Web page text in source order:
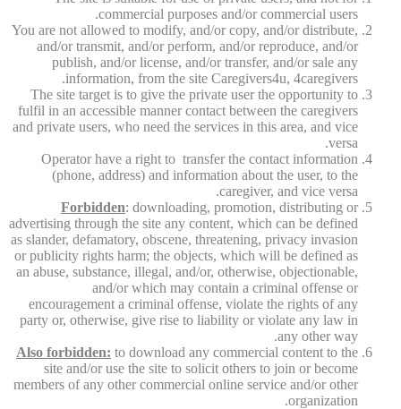
commercial purposes and/or commercial users.
You are not allowed to modify, and/or copy, and/or distribute,
and/or transmit, and/or perform, and/or reproduce, and/or
publish, and/or license, and/or transfer, and/or sale any
information, from the site Caregivers4u, 4caregivers.
The site target is to give the private user the opportunity to
fulfil in an accessible manner contact between the caregivers
and private users, who need the services in this area, and vice
versa.
Operator have a right to transfer the contact information
(phone, address) and information about the user, to the
caregiver, and vice versa.
Forbidden: downloading, promotion, distributing or
advertising through the site any content, which can be defined
as slander, defamatory, obscene, threatening, privacy invasion
or publicity rights harm; the objects, which will be defined as
an abuse, substance, illegal, and/or, otherwise, objectionable,
and/or which may contain a criminal offense or
encouragement a criminal offense, violate the rights of any
party or, otherwise, give rise to liability or violate any law in
any other way.
Also forbidden: to download any commercial content to the
site and/or use the site to solicit others to join or become
members of any other commercial online service and/or other
organization.